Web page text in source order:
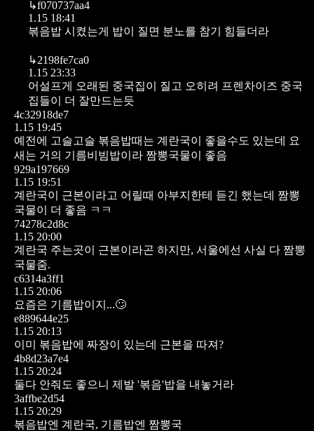
↳f070737aa4
1.15 18:41
볶음밥 시켰는게 밥이 질면 분노를 참기 힘들더라
↳2198fe7ca0
1.15 23:33
어설프게 오래된 중국집이 질고 오히려 프렌차이즈 중국
집들이 더 잘만드는듯
4c32918de7
1.15 19:45
예전에 고슬고슬 볶음밥때는 계란국이 좋을수도 있는데 요
새는 거의 기름비빔밥이라 짬뽕국물이 좋음
929a197669
1.15 19:51
계란국이 근본이라고 어릴때 아부지한테 듣긴 했는데 짬뽕
국물이 더 좋음 ㅋㅋ
74278c2d8c
1.15 20:00
계란국 주는곳이 근본이라곤 하지만, 서울에선 사실 다 짬뽕
국물줌.
c6314a3ff1
1.15 20:06
요즘은 기름밥이지...🙄
e889644e25
1.15 20:13
이미 볶음밥에 짜장이 있는데 근본을 따져?
4b8d23a7e4
1.15 20:24
둘다 안줘도 좋으니 제발 '볶음'밥을 내놓거라
3affbe2d54
1.15 20:29
볶음밥엔 계란국, 기름밥엔 짬뽕국